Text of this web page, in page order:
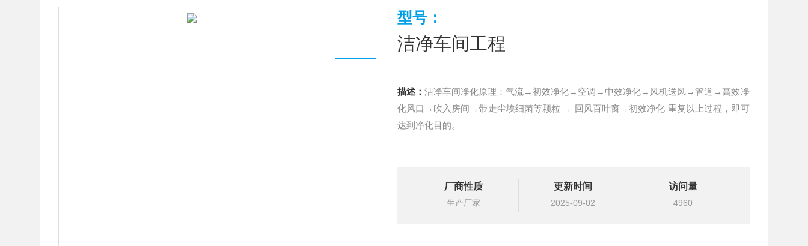
型号：
洁净车间工程
描述： 洁净车间净化原理：气流→初效净化→空调→中效净化→风机送风→管道→高效净
化风口→吹入房间→带走尘埃细菌等颗粒 → 回风百叶窗→初效净化 重复以上过程，即可
达到净化目的。
厂商性质
生产厂家
更新时间
2025-09-02
访问量
4960